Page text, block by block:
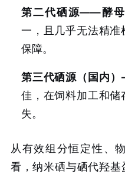
第二代硒源——酵
一，且几乎无法精准
保障。
第三代硒源（国内
佳，在饲料加工和储
失。
从有效组分恒定性、
看，纳米硒与硒代羟